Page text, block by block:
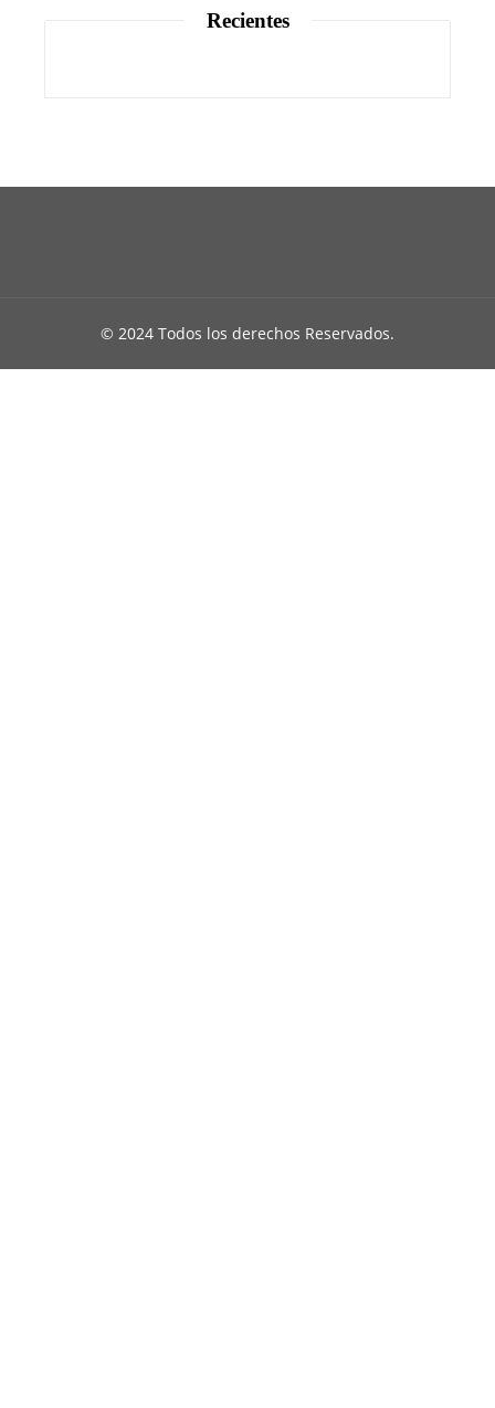
Recientes
© 2024 Todos los derechos Reservados.